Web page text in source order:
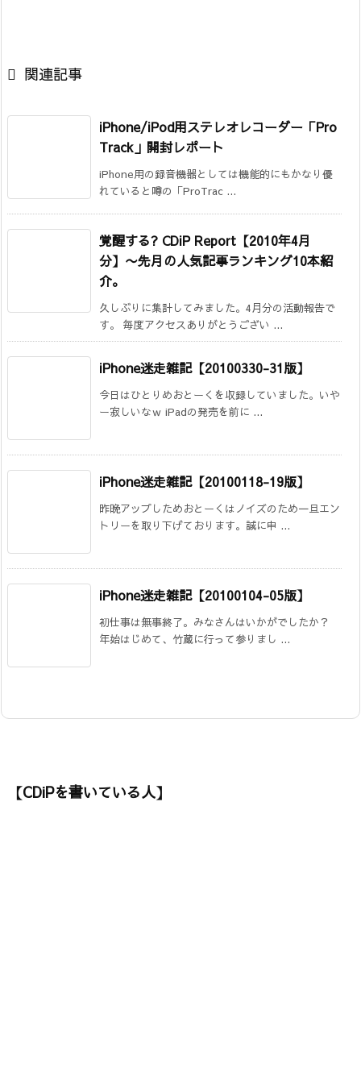
 関連記事
iPhone/iPod用ステレオレコーダー「Pro
Track」開封レポート
iPhone用の録音機器としては機能的にもかなり優
れていると噂の「ProTrac ...
覚醒する? CDiP Report【2010年4月
分】 〜先月の人気記事ランキング10本紹
介。
久しぶりに集計してみました。4月分の活動報告で
す。 毎度アクセスありがとうござい ...
iPhone迷走雑記【20100330-31版】
今日はひとりめおとーくを収録していました。いや
ー寂しいなｗ iPadの発売を前に ...
iPhone迷走雑記【20100118-19版】
昨晩アップしためおとーくはノイズのため一旦エン
トリーを取り下げております。誠に申 ...
iPhone迷走雑記【20100104-05版】
初仕事は無事終了。みなさんはいかがでしたか？
年始はじめて、竹蔵に行って参りまし ...
【CDiPを書いている人】